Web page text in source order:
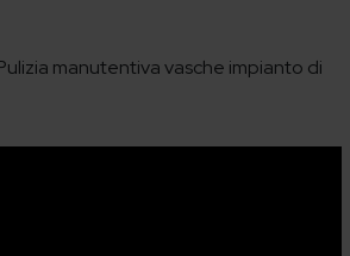
manutentiva vasche impianto di